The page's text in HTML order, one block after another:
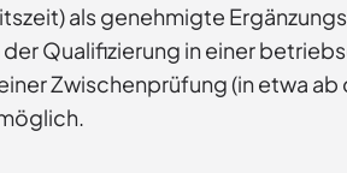
als genehmigte
der Qualifizierung in einer
Zwischenprüfung (in etwa